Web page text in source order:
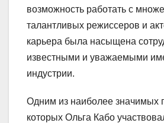
возможность работать с
талантливых режиссеров и
карьера была насыщена
известными и уважаемыми
индустрии.
Одним из наиболее значимых
которых Ольга Кабо